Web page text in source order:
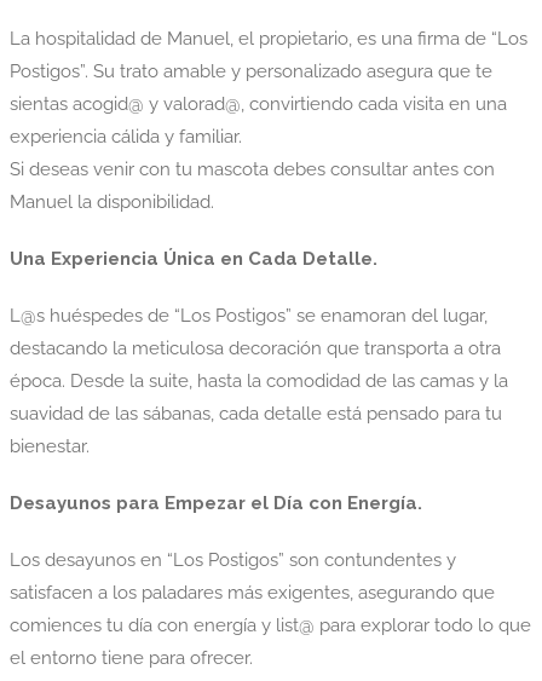
La hospitalidad de Manuel, el propietario, es una firma de “Los
Postigos”. Su trato amable y personalizado asegura que te
sientas acogid@ y valorad@, convirtiendo cada visita en una
experiencia cálida y familiar.
Si deseas venir con tu mascota debes consultar antes con
Manuel la disponibilidad.
Una Experiencia Única en Cada Detalle.
L@s huéspedes de “Los Postigos” se enamoran del lugar,
destacando la meticulosa decoración que transporta a otra
época. Desde la suite, hasta la comodidad de las camas y la
suavidad de las sábanas, cada detalle está pensado para tu
bienestar.
Desayunos para Empezar el Día con Energía.
Los desayunos en “Los Postigos” son contundentes y
satisfacen a los paladares más exigentes, asegurando que
comiences tu día con energía y list@ para explorar todo lo que
el entorno tiene para ofrecer.